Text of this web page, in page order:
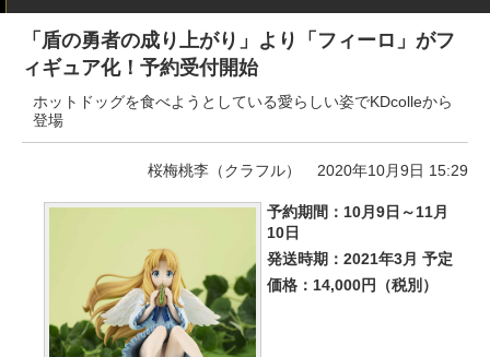
「盾の勇者の成り上がり」より「フィーロ」がフ
ィギュア化！予約受付開始
ホットドッグを食べようとしている愛らしい姿でKDcolleから
登場
桜梅桃李（クラフル） 2020年10月9日 15:29
予約期間：10月9日～11月
10日
発送時期：2021年3月 予定
価格：14,000円（税別）